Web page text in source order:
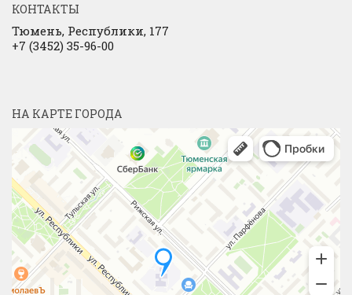
КОНТАКТЫ
Тюмень, Республики, 177
+7 (3452) 35-96-00
НА КАРТЕ ГОРОДА